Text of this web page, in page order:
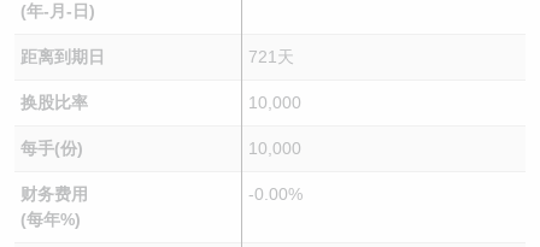
(年-月-日)
距离到期日 721天
换股比率 10,000
每手(份) 10,000
财务费用
(每年%)
-0.00%